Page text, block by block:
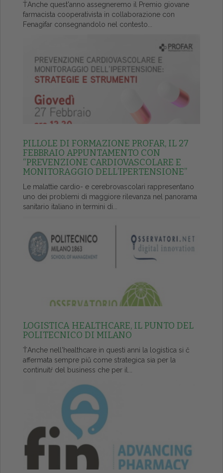
ŤAnche quest'anno assegneremo il Premio giovane
farmacista cooperativista in collaborazione con
Fenagifar consegnandolo nel contesto...
PILLOLE DI FORMAZIONE PROFAR, IL 27
FEBBRAIO APPUNTAMENTO CON
“PREVENZIONE CARDIOVASCOLARE E
MONITORAGGIO DELL’IPERTENSIONE”
Le malattie cardio- e cerebrovascolari rappresentano
uno dei problemi di maggiore rilevanza nel panorama
sanitario italiano in termini di...
LOGISTICA HEALTHCARE, IL PUNTO DEL
POLITECNICO DI MILANO
ŤAnche nell'healthcare in questi anni la logistica si č
affermata sempre piů come strategica sia per la
continuitŕ del business che per il...